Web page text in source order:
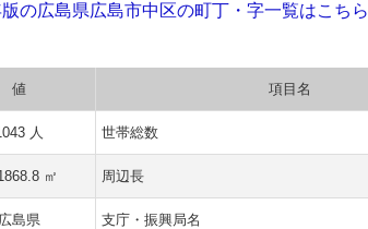
の広島県広島市中区の町丁・字一覧はこちら
値 項目名
人 世帯総数
㎡ 周辺長
広島県 支庁・振興局名